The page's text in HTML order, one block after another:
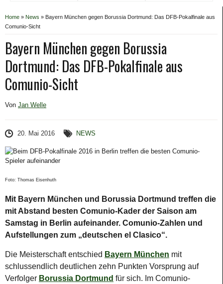
Home » News » Bayern München gegen Borussia Dortmund: Das DFB-Pokalfinale aus
Comunio-Sicht
Bayern München gegen Borussia
Dortmund: Das DFB-Pokalfinale aus
Comunio-Sicht
Von Jan Welle
20. Mai 2016 NEWS
Foto: Thomas Eisenhuth
Mit Bayern München und Borussia Dortmund treffen die
mit Abstand besten Comunio-Kader der Saison am
Samstag in Berlin aufeinander. Comunio-Zahlen und
Aufstellungen zum „deutschen el Clasico“.
Die Meisterschaft entschied Bayern München mit
schlussendlich deutlichen zehn Punkten Vorsprung auf
Verfolger Borussia Dortmund für sich. Im Comunio-